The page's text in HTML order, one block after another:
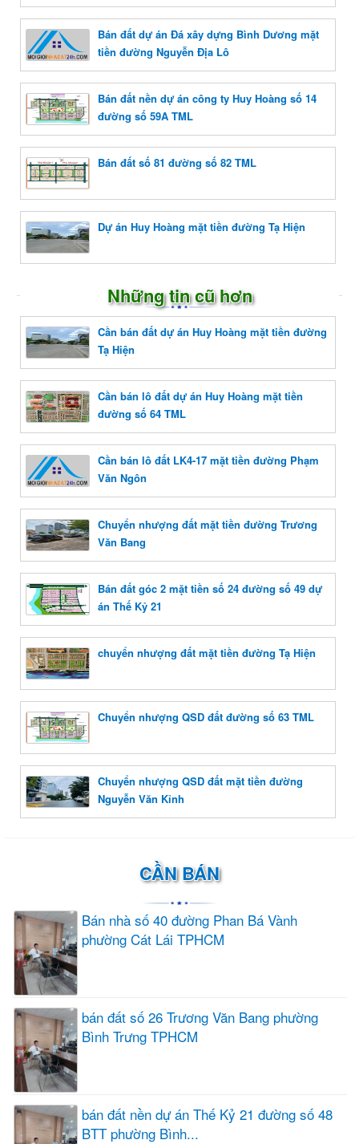
Bán đất dự án Đá xây dựng Bình Dương mặt
tiền đường Nguyễn Địa Lô
Bán đất nền dự án công ty Huy Hoàng số 14
đường số 59A TML
Bán đất số 81 đường số 82 TML
Dự án Huy Hoàng mặt tiền đường Tạ Hiện
Những tin cũ hơn
Cần bán đất dự án Huy Hoàng mặt tiền đường
Tạ Hiện
Cần bán lô đất dự án Huy Hoàng mặt tiền
đường số 64 TML
Cần bán lô đất LK4-17 mặt tiền đường Phạm
Văn Ngôn
Chuyển nhượng đất mặt tiền đường Trương
Văn Bang
Bán đất góc 2 mặt tiền số 24 đường số 49 dự
án Thế Kỷ 21
chuyển nhượng đất mặt tiền đường Tạ Hiện
Chuyển nhượng QSD đất đường số 63 TML
Chuyển nhượng QSD đất mặt tiền đường
Nguyễn Văn Kỉnh
CẦN BÁN
Bán nhà số 40 đường Phan Bá Vành
phường Cát Lái TPHCM
bán đất số 26 Trương Văn Bang phường
Bình Trưng TPHCM
bán đất nền dự án Thế Kỷ 21 đường số 48
BTT phường Bình...